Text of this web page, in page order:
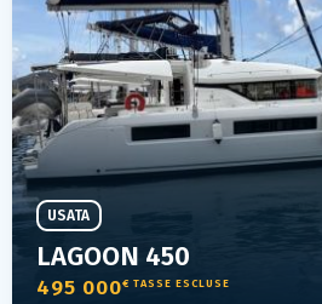
LAGOON 450
495 000€ TASSE ESCLUSE
USATA